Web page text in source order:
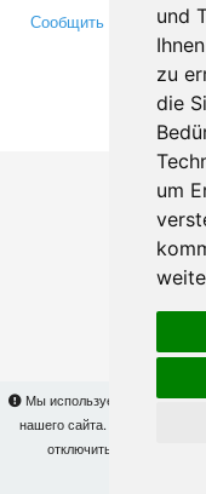
und
zu
die
um
Мы используем cookies для
нашего сайта. На
отключить
Сообщить об ошибке